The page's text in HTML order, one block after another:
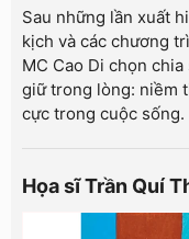
Sau những lần xuất
kịch và các chương
MC Cao Di chọn
giữ trong lòng: niềm
cực trong cuộc sống.
Họa sĩ Trần Quí